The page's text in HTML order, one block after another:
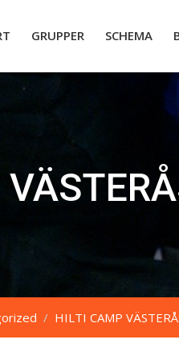
GRUPPER SCHEMA
HILTI CAMP